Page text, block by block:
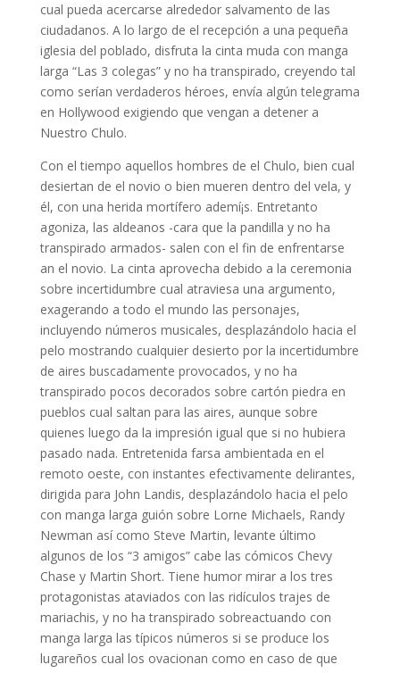
cual pueda acercarse alrededor salvamento de las
ciudadanos. A lo largo de el recepción a una pequeña
iglesia del poblado, disfruta la cinta muda con manga
larga “Las 3 colegas” y no ha transpirado, creyendo tal
como serían verdaderos héroes, envía algún telegrama
en Hollywood exigiendo que vengan a detener a
Nuestro Chulo.
Con el tiempo aquellos hombres de el Chulo, bien cual
desiertan de el novio o bien mueren dentro del vela, y
él, con una herida mortífero ademí¡s. Entretanto
agoniza, las aldeanos -cara que la pandilla y no ha
transpirado armados- salen con el fin de enfrentarse
an el novio. La cinta aprovecha debido a la ceremonia
sobre incertidumbre cual atraviesa una argumento,
exagerando a todo el mundo las personajes,
incluyendo números musicales, desplazándolo hacia el
pelo mostrando cualquier desierto por la incertidumbre
de aires buscadamente provocados, y no ha
transpirado pocos decorados sobre cartón piedra en
pueblos cual saltan para las aires, aunque sobre
quienes luego da la impresión igual que si no hubiera
pasado nada. Entretenida farsa ambientada en el
remoto oeste, con instantes efectivamente delirantes,
dirigida para John Landis, desplazándolo hacia el pelo
con manga larga guión sobre Lorne Michaels, Randy
Newman así­ como Steve Martin, levante último
algunos de los “3 amigos” cabe las cómicos Chevy
Chase y Martin Short. Tiene humor mirar a los tres
protagonistas ataviados con las ridículos trajes de
mariachis, y no ha transpirado sobreactuando con
manga larga las tí­picos números si se produce los
lugareños cual los ovacionan como en caso de que